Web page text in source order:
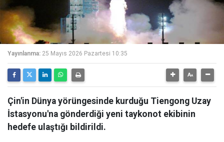
Yayınlanma: 25 Mayıs 2026 Pazartesi 10:35
Çin'in Dünya yörüngesinde kurduğu Tiengong Uzay
İstasyonu'na gönderdiği yeni taykonot ekibinin
hedefe ulaştığı bildirildi.